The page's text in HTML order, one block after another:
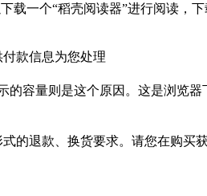
一个“稻壳阅读器”进行阅读，
款信息为您处理
容量则是这个原因。这是浏览
的退款、换货要求。请您在购买